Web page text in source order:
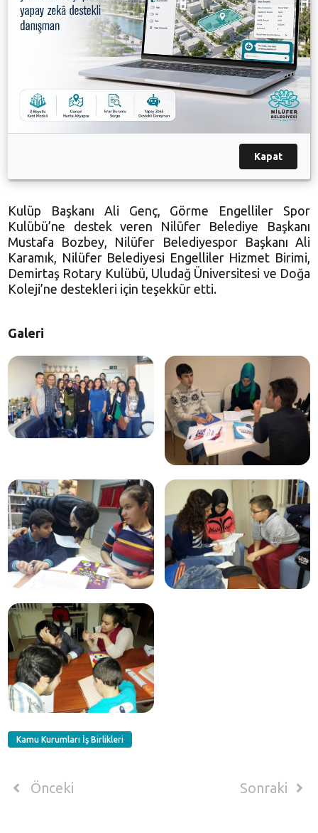
vererek sporcularımızın tam donanımlı olmasını
sağlıyoruz. Demirtaş Rotary Kulübü ve Doğa Koleji
ile de çarşamba günleri sosyal, kültürel ve sanatsal
faaliyetler yaparak, sporcularımızın kendi yaş
guruplarındaki arkadaşlarıyla kaynaşmalarını
sağlıyoruz,” dedi. Görme engellilere yönelik resim
heykel eğitimleri de vermeyi planladıklarını kaydeden
Genç, ayrıca okul öncesi çocuklara yönelik bir projeyi
de hayata geçirmek istediklerini ifade etti.
Kulüp Başkanı Ali Genç, Görme Engelliler Spor
Kulübü’ne destek veren Nilüfer Belediye Başkanı
Mustafa Bozbey, Nilüfer Belediyespor Başkanı Ali
Karamık, Nilüfer Belediyesi Engelliler Hizmet Birimi,
Demirtaş Rotary Kulübü, Uludağ Üniversitesi ve Doğa
Koleji’ne destekleri için teşekkür etti.
Galeri
Kamu Kurumları İş Birlikleri
Önceki Sonraki
Kapat